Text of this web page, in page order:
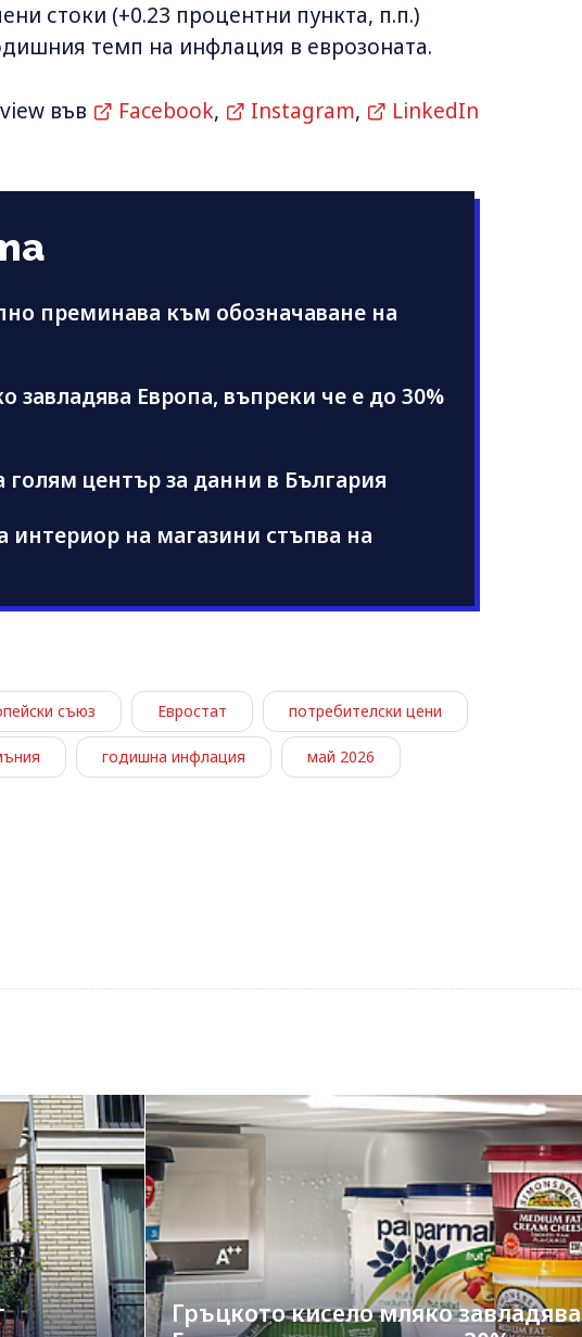
стоки (+0.23 процентни пункта, п.п.)
темп на инфлация в еврозоната.
във Facebook, Instagram,
LinkedIn
преминава към обозначаване на
завладява Европа, въпреки че е до 30%
голям център за данни в България
интериор на магазини стъпва на
съюз Евростат потребителски цени
годишна инфлация май 2026
Гръцкото кисело мляко завладява